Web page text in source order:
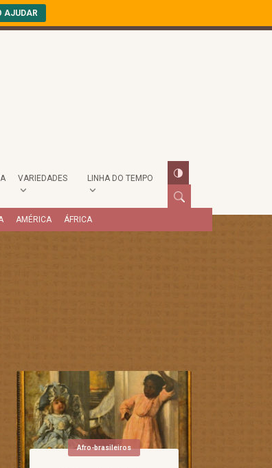
AJUDAR
VARIEDADES LINHA DO TEMPO
AMÉRICA ÁFRICA
Afro-brasileiros